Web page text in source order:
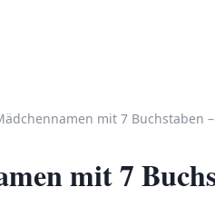
mit 7 Buchstaben
mit 7